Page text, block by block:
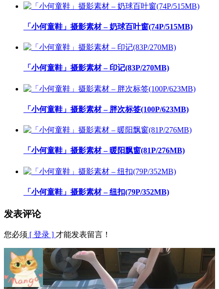
「小何童鞋」摄影素材 – 奶球百叶窗(74P/515MB)
「小何童鞋」摄影素材 – 印记(83P/270MB)
「小何童鞋」摄影素材 – 胖次标签(100P/623MB)
「小何童鞋」摄影素材 – 暖阳飘窗(81P/276MB)
「小何童鞋」摄影素材 – 纽扣(79P/352MB)
发表评论
您必须 [ 登录 ] 才能发表留言！